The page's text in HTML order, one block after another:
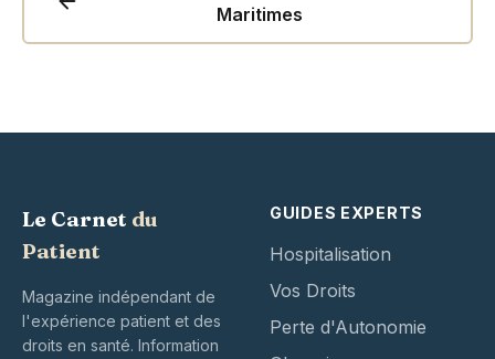
Maritimes
Le Carnet du
Patient
Magazine indépendant de
l'expérience patient et des
droits en santé. Information
GUIDES EXPERTS
Hospitalisation
Vos Droits
Perte d'Autonomie